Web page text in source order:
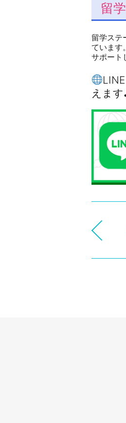
留
留学ステ
ています
サポート
えま